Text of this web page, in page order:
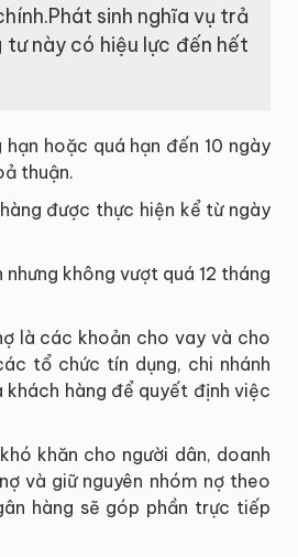
sinh nghĩa vụ trả
này có hiệu lực đến hết
hoặc quá hạn đến 10 ngày
thuận.
được thực hiện kể từ ngày
không vượt quá 12 tháng
là các khoản cho vay và cho
tổ chức tín dụng, chi nhánh
hàng để quyết định việc
khăn cho người dân, doanh
và giữ nguyên nhóm nợ theo
hàng sẽ góp phần trực tiếp